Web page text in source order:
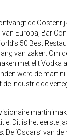
de
Europa, Bar
50 Best
van zaken. Om
met elit Vodka
werd de
industrie de
Dit is het eerste
. De ‘Oscars’ van